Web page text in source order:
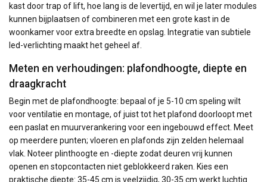
kast door trap of lift, hoe lang is de levertijd, en wil je later modules
kunnen bijplaatsen of combineren met een grote kast in de
woonkamer voor extra breedte en opslag. Integratie van subtiele
led-verlichting maakt het geheel af.
Meten en verhoudingen: plafondhoogte, diepte en
draagkracht
Begin met de plafondhoogte: bepaal of je 5-10 cm speling wilt
voor ventilatie en montage, of juist tot het plafond doorloopt met
een paslat en muurverankering voor een ingebouwd effect. Meet
op meerdere punten; vloeren en plafonds zijn zelden helemaal
vlak. Noteer plinthoogte en -diepte zodat deuren vrij kunnen
openen en stopcontacten niet geblokkeerd raken. Kies een
praktische diepte: 35-45 cm is veelzijdig, 30-35 cm werkt luchtig